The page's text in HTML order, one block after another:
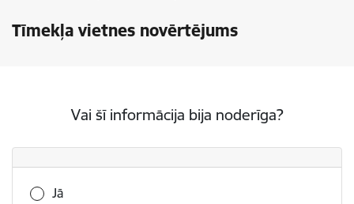
Tīmekļa vietnes novērtējums
Vai šī informācija bija noderīga?
Vai šī informācija bija noderīga?
Jā